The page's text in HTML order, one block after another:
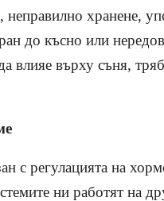
хранене,
до късно или
влияе върху съня,
с регулацията на
ни работят на